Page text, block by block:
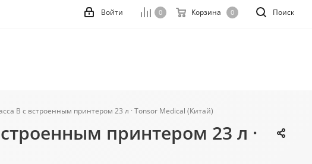
Поиск
0 Корзина 0
Войти
B с встроенным принтером 23 л · Tonsor Medical (Китай)
принтером 23 л ·